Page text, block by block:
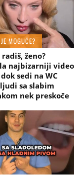
MOGUĆE?
ženo?
najbizarniji video
sedi na WC
sa slabim
nek preskoče